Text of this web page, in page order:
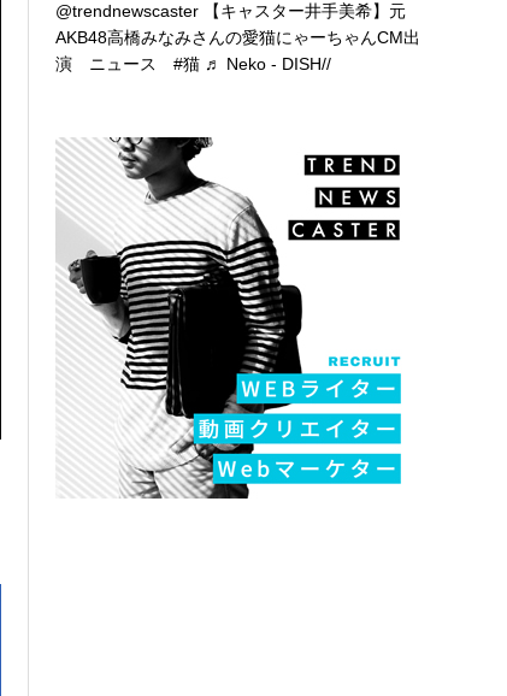
@trendnewscaster 【キャスター井手美希】元
AKB48高橋みなみさんの愛猫にゃーちゃんCM出
演 ニュース#猫 ♬ Neko - DISH//